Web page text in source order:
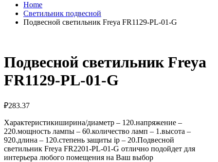
Home
Светильник подвесной
Подвесной светильник Freya FR1129-PL-01-G
Подвесной светильник Freya
FR1129-PL-01-G
₽283.37
Характеристикиширина/диаметр – 120.напряжение –
220.мощность лампы – 60.количество ламп – 1.высота –
920.длина – 120.степень защиты ip – 20.Подвесной
светильник Freya FR2201-PL-01-G отлично подойдет для
интерьера любого помещения на Ваш выбор